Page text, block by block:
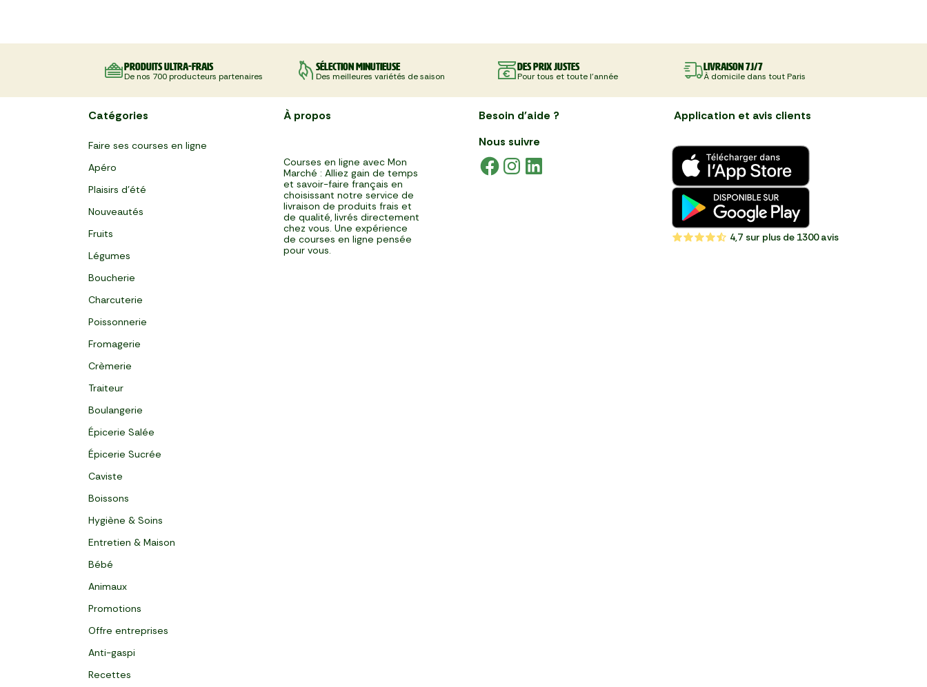
Produits ultra-frais
De nos 700 producteurs partenaires
Sélection minutieuse
Des meilleures variétés de saison
Des prix justes
Pour tous et toute l'année
Livraison 7J/7
À domicile dans tout Paris
Catégories
Faire ses courses en ligne
Apéro
Plaisirs d'été
Nouveautés
Fruits
Légumes
Boucherie
Charcuterie
Poissonnerie
Fromagerie
Crèmerie
Traiteur
Boulangerie
Épicerie Salée
Épicerie Sucrée
Caviste
Boissons
Hygiène & Soins
Entretien & Maison
Bébé
Animaux
Promotions
Offre entreprises
Anti-gaspi
Recettes
À propos
Courses en ligne avec Mon
Marché : Alliez gain de temps
et savoir-faire français en
choisissant notre service de
livraison de produits frais et
de qualité, livrés directement
chez vous. Une expérience
de courses en ligne pensée
pour vous.
Besoin d'aide ?
Nous suivre
Application et avis clients
4,7 sur plus de 1300 avis